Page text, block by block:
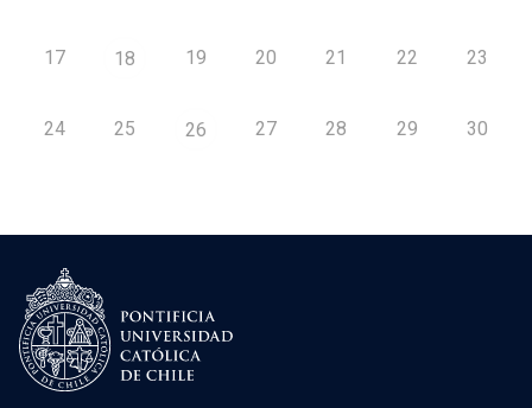
17 18 19 20 21 22 23
24 25 26 27 28 29 30